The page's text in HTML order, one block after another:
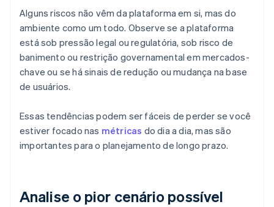
Alguns riscos não vêm da plataforma em si, mas do
ambiente como um todo. Observe se a plataforma
está sob pressão legal ou regulatória, sob risco de
banimento ou restrição governamental em mercados-
chave ou se há sinais de redução ou mudança na base
de usuários.
Essas tendências podem ser fáceis de perder se você
estiver focado nas métricas do dia a dia, mas são
importantes para o planejamento de longo prazo.
Analise o pior cenário possível